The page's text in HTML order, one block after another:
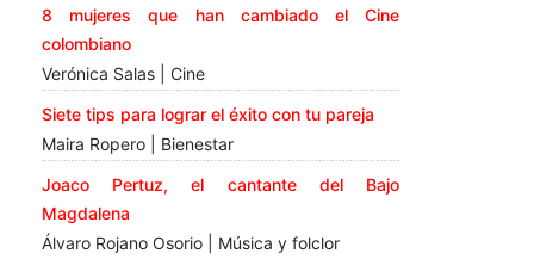
8 mujeres que han cambiado el Cine
colombiano
Verónica Salas | Cine
Siete tips para lograr el éxito con tu pareja
Maira Ropero | Bienestar
Joaco Pertuz, el cantante del Bajo
Magdalena
Álvaro Rojano Osorio | Música y folclor